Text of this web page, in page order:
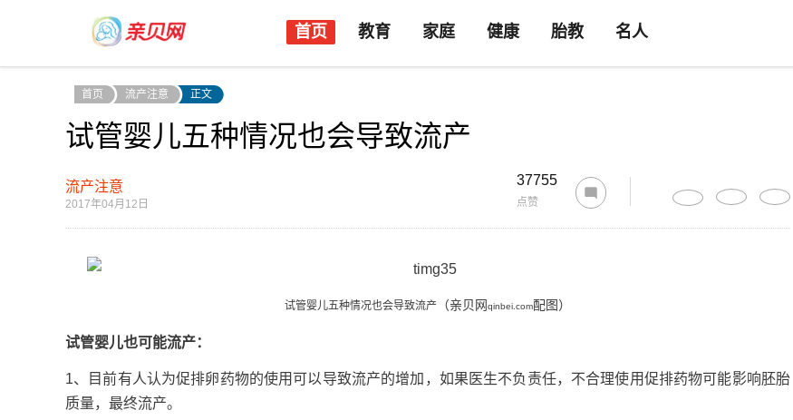
首页 教育 家庭 健康 胎教 名人
首页 流产注意 正文
试管婴儿五种情况也会导致流产
流产注意
2017年04月12日
37755
点赞
试管婴儿五种情况也会导致流产 （亲贝网 qinbei.com配图）
试管婴儿也可能流产：
1、目前有人认为促排卵药物的使用可以导致流产的增加，如果医生不负责任，不合理使用促排药物可能影响胚胎
质量，最终流产。